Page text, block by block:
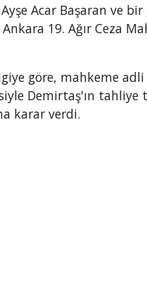
Acar Başaran ve
19. Ağır Ceza
göre, mahkeme
Demirtaş'ın
karar verdi.